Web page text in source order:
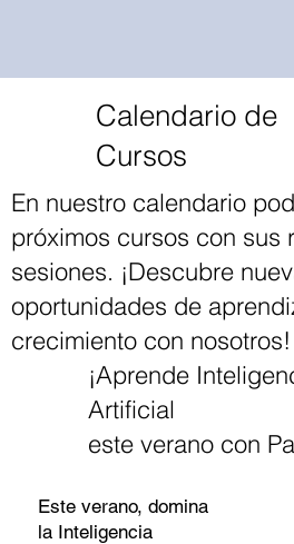
Calendario de
Cursos
En nuestro calendario
próximos cursos con sus
sesiones. ¡Descubre
oportunidades de
crecimiento con nosotros!
Este verano, domina
la Inteligencia
¡Aprende
Artificial
este verano con